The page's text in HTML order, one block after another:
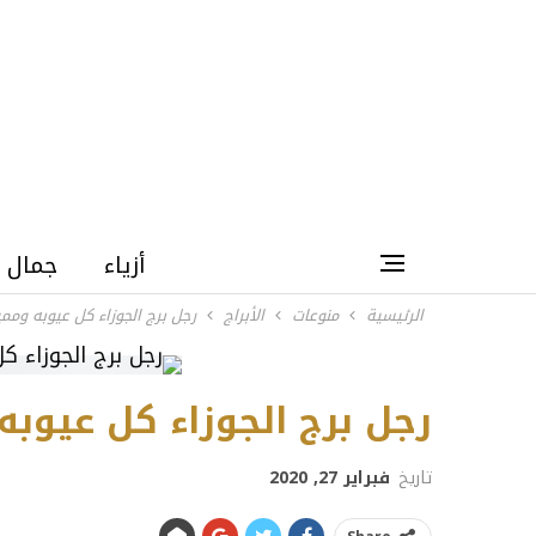
أزياء جمال
الرئيسية منوعات الأبراج رجل برج الجوزاء كل عيوبه
رجل برج الجوزاء كل
تاريخ فبراير 27, 2020